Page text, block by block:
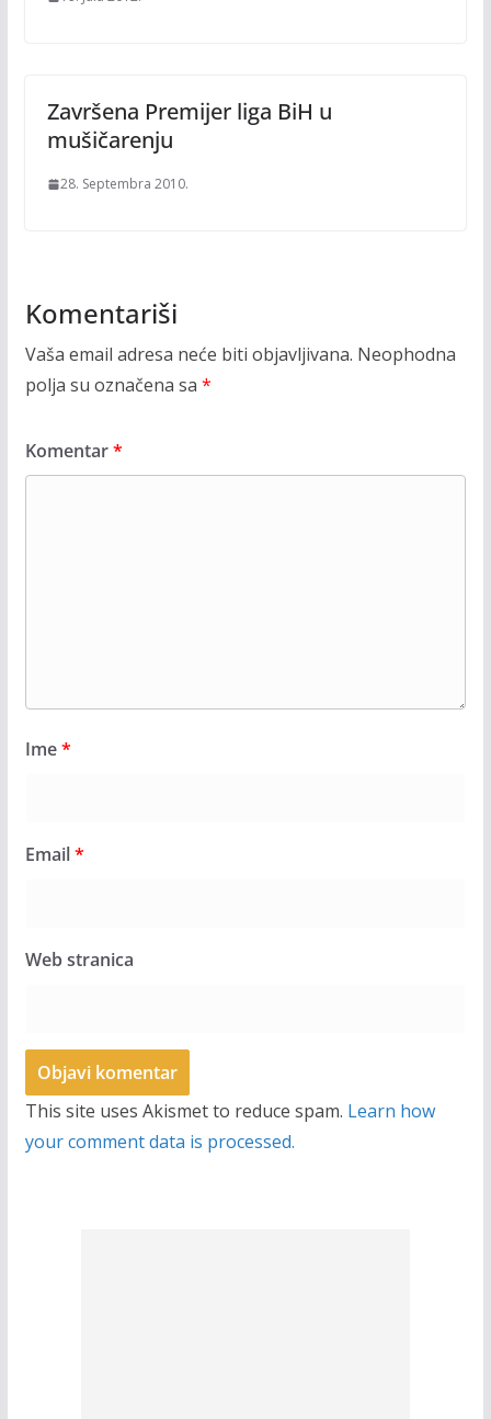
Završena Premijer liga BiH u
mušičarenju
28. Septembra 2010.
Komentariši
Vaša email adresa neće biti objavljivana. Neophodna
polja su označena sa *
Komentar*
Ime*
Email*
Web stranica
This site uses Akismet to reduce spam. Learn how
your comment data is processed.